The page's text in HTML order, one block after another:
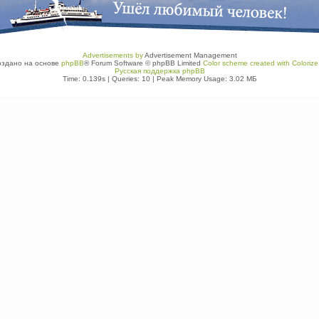
Advertisements byAdvertisement Management
на основе phpBB® Forum Software © phpBB Limited Color scheme created with
Русская поддержка phpBB
Time: 0.139s| Queries: 10| Peak Memory Usage: 3.02 МБ